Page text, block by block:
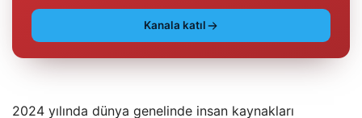
Kanala katıl
2024 yılında dünya genelinde insan kaynakları